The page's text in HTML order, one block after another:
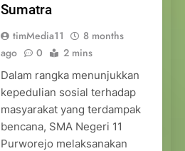
Sumatra
timMedia11
8 months
ago
0 2 mins
Dalam rangka menunjukkan
kepedulian sosial terhadap
masyarakat yang terdampak
bencana, SMA Negeri 11
Purworejo melaksanakan